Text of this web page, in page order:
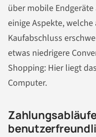
über mobile
einige Aspekte,
Kaufabschluss
etwas niedrigere
Shopping: Hier liegt
Computer.